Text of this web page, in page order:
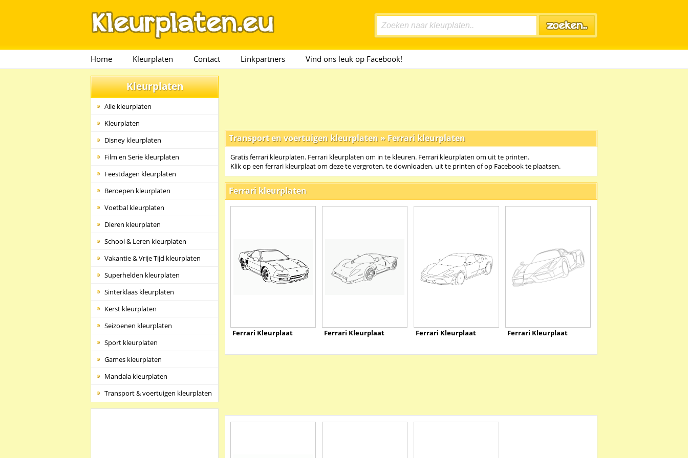
Home Kleurplaten Contact Linkpartners Vind ons leuk op Facebook!
Kleurplaten
Alle kleurplaten
Kleurplaten
Disney kleurplaten
Film en Serie kleurplaten
Feestdagen kleurplaten
Beroepen kleurplaten
Voetbal kleurplaten
Dieren kleurplaten
School & Leren kleurplaten
Vakantie & Vrije Tijd kleurplaten
Superhelden kleurplaten
Sinterklaas kleurplaten
Kerst kleurplaten
Seizoenen kleurplaten
Sport kleurplaten
Games kleurplaten
Mandala kleurplaten
Transport & voertuigen kleurplaten
Transport en voertuigen kleurplaten » Ferrari kleurplaten
Gratis ferrari kleurplaten. Ferrari kleurplaten om in te kleuren. Ferrari kleurplaten om uit te printen.
Klik op een ferrari kleurplaat om deze te vergroten, te downloaden, uit te printen of op Facebook te plaatsen.
Ferrari kleurplaten
Ferrari Kleurplaat Ferrari Kleurplaat Ferrari Kleurplaat Ferrari Kleurplaat